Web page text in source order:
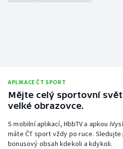
APLIKACE ČT SPORT
Mějte celý sportovní
velké obrazovce.
S mobilní aplikací, HbbTV a apkou
máte ČT sport vždy po ruce.
bonusový obsah kdekoli a kdykoli.